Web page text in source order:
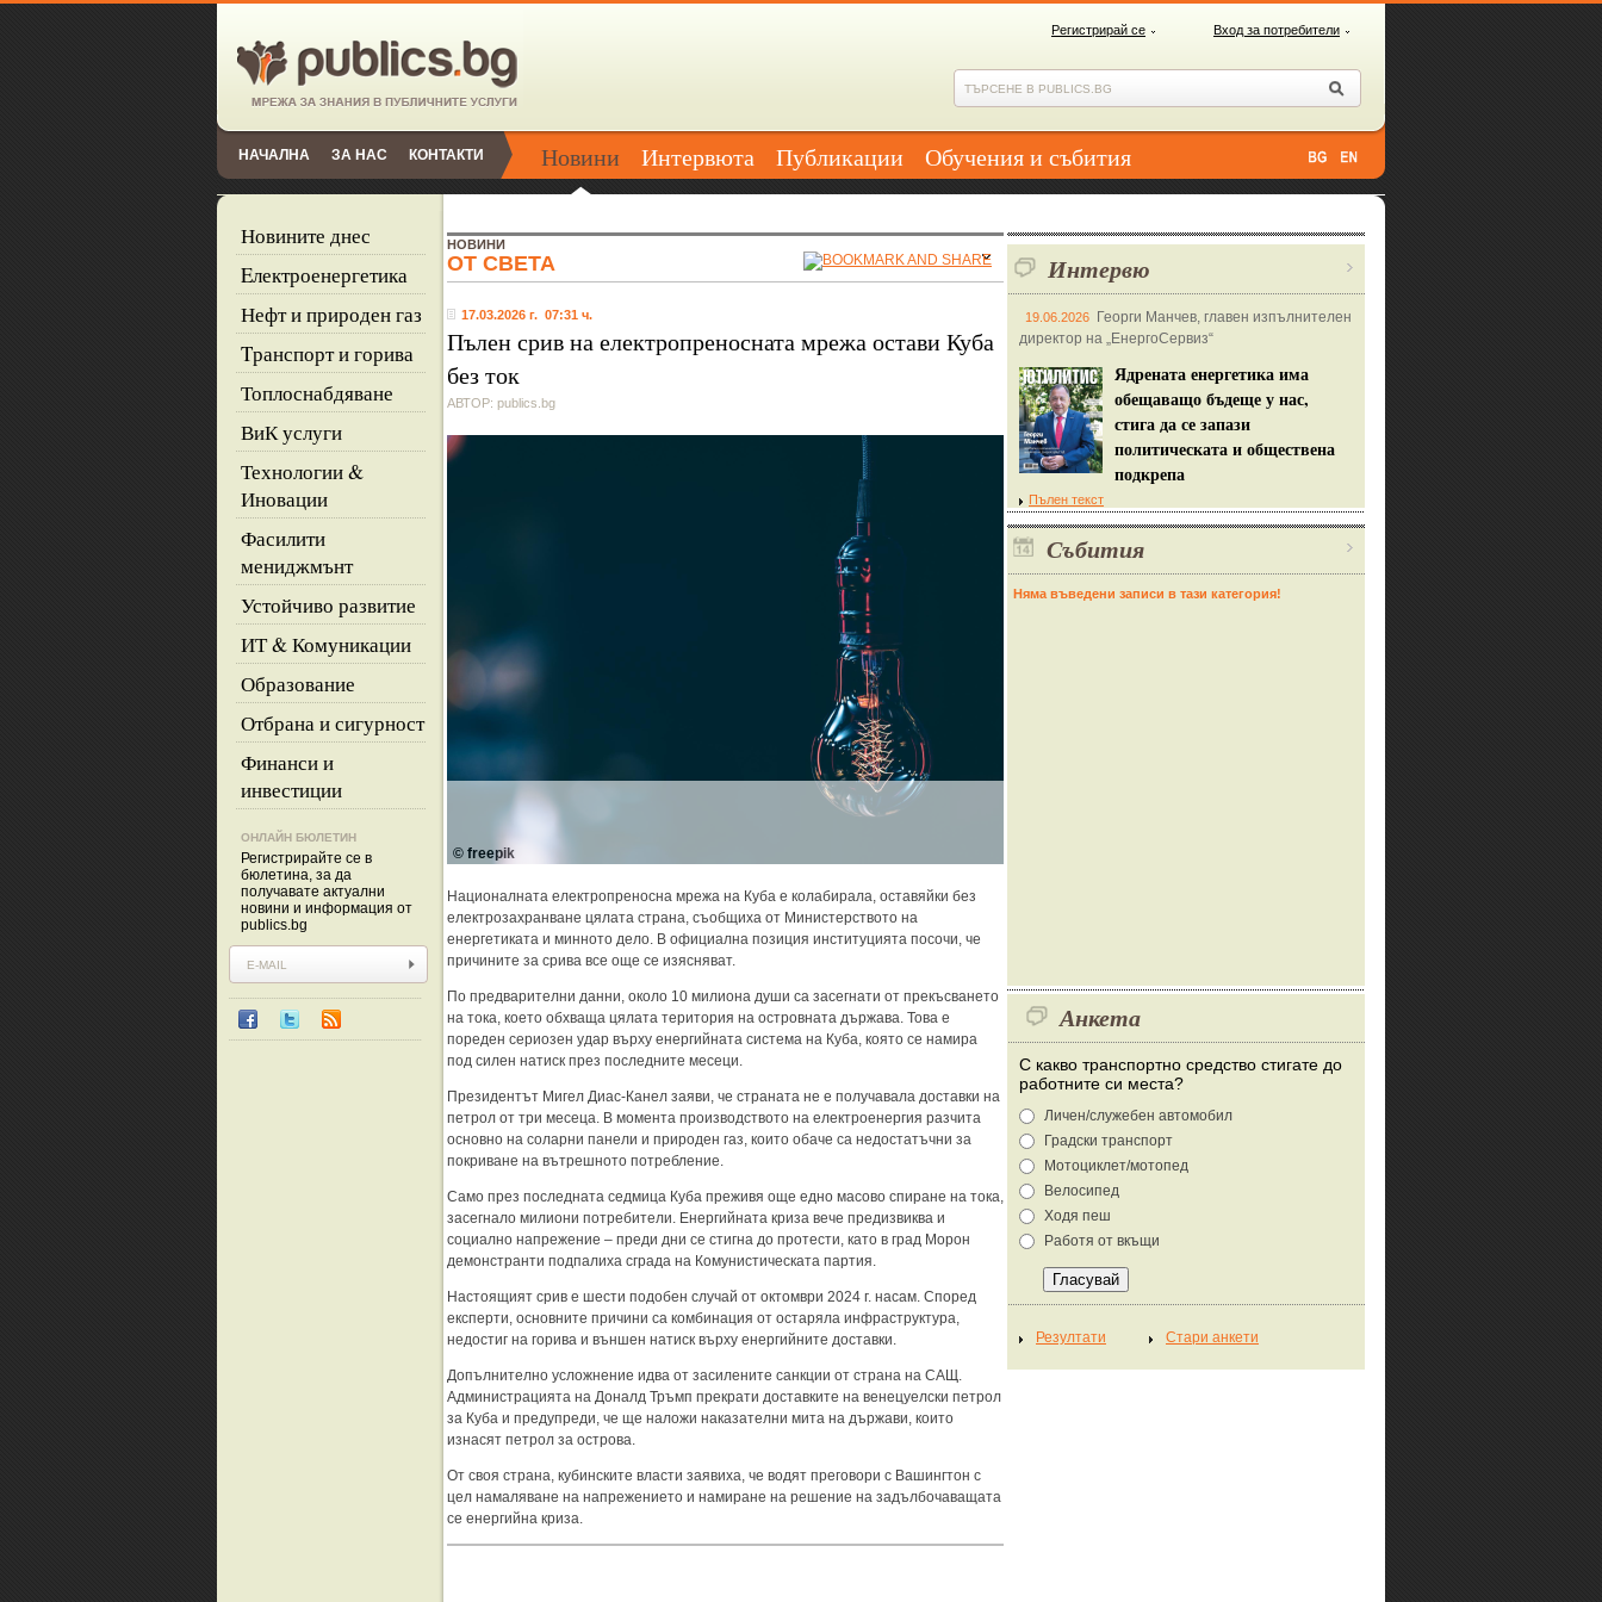
Регистрирай се Вход за потребители
НАЧАЛНА ЗА НАС КОНТАКТИ Новини Интервюта Публикации Обучения и събития
Новините днес
Eлектроенергетика
Нефт и природен газ
Tранспорт и горива
Топлоснабдяване
ВиК услуги
Технологии &
Иновации
Фасилити
мениджмънт
Устойчиво развитие
ИТ & Комуникации
Образование
Отбрана и сигурност
Финанси и
инвестиции
ОНЛАЙН БЮЛЕТИН
Регистрирайте се в
бюлетина, за да
получавате актуални
новини и информация от
publics.bg
НОВИНИ
ОТ СВЕТА
17.03.2026 г. 07:31 ч.
Пълен срив на електропреносната мрежа остави Куба
без ток
АВТОР: publics.bg
© freepik
Националната електропреносна мрежа на Куба е колабирала, оставяйки без
електрозахранване цялата страна, съобщиха от Министерството на
енергетиката и минното дело. В официална позиция институцията посочи, че
причините за срива все още се изясняват.
По предварителни данни, около 10 милиона души са засегнати от прекъсването
на тока, което обхваща цялата територия на островната държава. Това е
пореден сериозен удар върху енергийната система на Куба, която се намира
под силен натиск през последните месеци.
Президентът Мигел Диас-Канел заяви, че страната не е получавала доставки на
петрол от три месеца. В момента производството на електроенергия разчита
основно на соларни панели и природен газ, които обаче са недостатъчни за
покриване на вътрешното потребление.
Само през последната седмица Куба преживя още едно масово спиране на тока,
засегнало милиони потребители. Енергийната криза вече предизвиква и
социално напрежение – преди дни се стигна до протести, като в град Морон
демонстранти подпалиха сграда на Комунистическата партия.
Настоящият срив е шести подобен случай от октомври 2024 г. насам. Според
експерти, основните причини са комбинация от остаряла инфраструктура,
недостиг на горива и външен натиск върху енергийните доставки.
Допълнително усложнение идва от засилените санкции от страна на САЩ.
Администрацията на Доналд Тръмп прекрати доставките на венецуелски петрол
за Куба и предупреди, че ще наложи наказателни мита на държави, които
изнасят петрол за острова.
От своя страна, кубинските власти заявиха, че водят преговори с Вашингтон с
цел намаляване на напрежението и намиране на решение на задълбочаващата
се енергийна криза.
Интервю
19.06.2026 Георги Манчев, главен изпълнителен
директор на „ЕнергоСервиз“
Ядрената енергетика има
обещаващо бъдеще у нас,
стига да се запази
политическата и обществена
подкрепа
Пълен текст
Събития
Няма въведени записи в тази категория!
Анкета
С какво транспортно средство стигате до
работните си места?
Личен/служебен автомобил
Градски транспорт
Мотоциклет/мотопед
Велосипед
Ходя пеш
Работя от вкъщи